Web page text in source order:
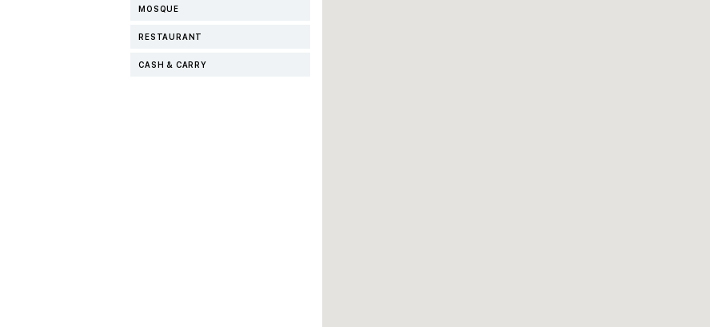
MOSQUE
RESTAURANT
CASH & CARRY